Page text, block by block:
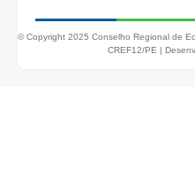
© Copyright 2025 Conselho Regional de
CREF12/PE |